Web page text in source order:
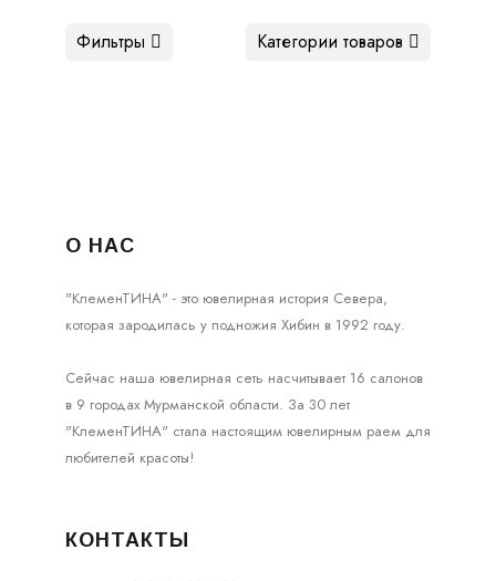
Категории товаров
Фильтры
О НАС
"КлеменТИНА" - это ювелирная история Севера,
которая зародилась у подножия Хибин в 1992 году.
Сейчас наша ювелирная сеть насчитывает 16 салонов
в 9 городах Мурманской области. За 30 лет
"КлеменТИНА" стала настоящим ювелирным раем для
любителей красоты!
КОНТАКТЫ